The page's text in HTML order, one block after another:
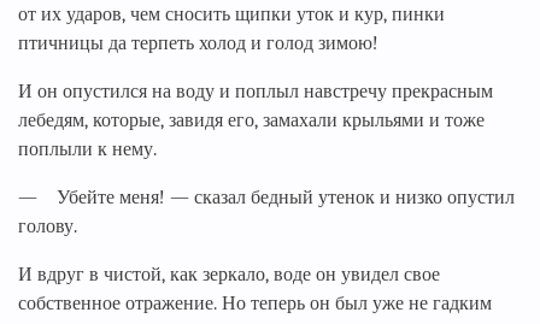
от их ударов, чем сносить щипки уток и кур, пинки
птичницы да терпеть холод и голод зимою!
И он опустился на воду и поплыл навстречу прекрасным
лебедям, которые, завидя его, замахали крыльями и тоже
поплыли к нему.
— Убейте меня! — сказал бедный утенок и низко опустил
голову.
И вдруг в чистой, как зеркало, воде он увидел свое
собственное отражение. Но теперь он был уже не гадким